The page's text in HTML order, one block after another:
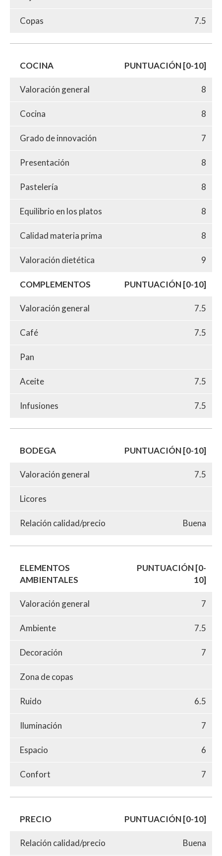
Copas 7.5
COCINA PUNTUACIÓN [0-10]
Valoración general 8
Cocina 8
Grado de innovación 7
Presentación 8
Pastelería 8
Equilibrio en los platos 8
Calidad materia prima 8
Valoración dietética 9
COMPLEMENTOS PUNTUACIÓN [0-10]
Valoración general 7.5
Café 7.5
Pan
Aceite 7.5
Infusiones 7.5
BODEGA PUNTUACIÓN [0-10]
Valoración general 7.5
Licores
Relación calidad/precio Buena
ELEMENTOS
AMBIENTALES
PUNTUACIÓN [0-
10]
Valoración general 7
Ambiente 7.5
Decoración 7
Zona de copas
Ruido 6.5
Iluminación 7
Espacio 6
Confort 7
PRECIO PUNTUACIÓN [0-10]
Relación calidad/precio Buena